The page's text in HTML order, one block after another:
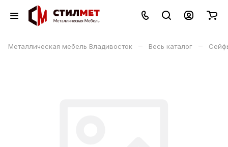
Металлическая мебель Владивосток – Весь каталог –